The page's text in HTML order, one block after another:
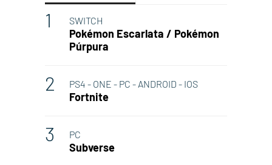
SWITCH
Pokémon Escarlata / Pokémon
Púrpura
PS4 - ONE - PC - ANDROID - IOS
Fortnite
PC
Subverse